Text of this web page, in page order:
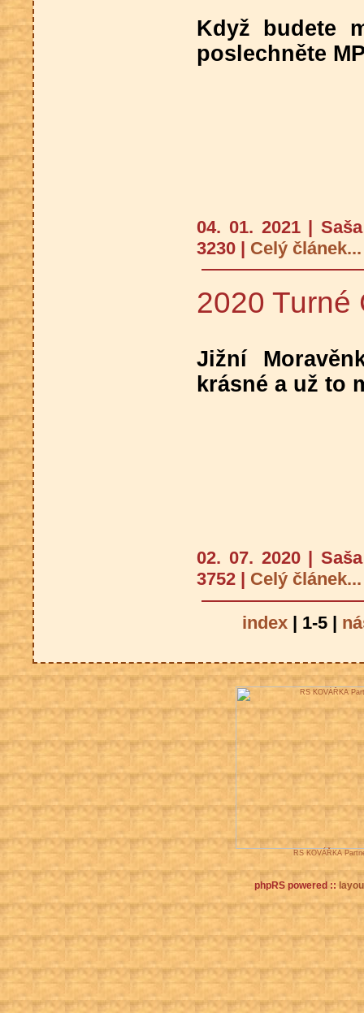
Když budete
poslechněte
04. 01. 2021 |
3230 | Celý článek...
2020 Turné
Jižní
krásné a už to
02. 07. 2020 |
3752 | Celý článek...
index | 1-5 |
RS KOVÁŘKA
phpRS powered ::